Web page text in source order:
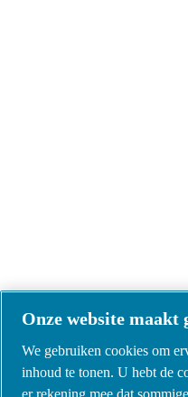
Onze website maakt
We gebruiken cookies om
inhoud te tonen. U hebt de
er rekening mee dat